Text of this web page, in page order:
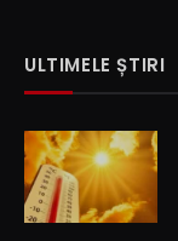
ULTIMELE ȘTIRI